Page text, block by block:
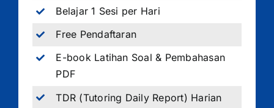
Belajar 1 Sesi per Hari
Free Pendaftaran
E-book Latihan Soal & Pembahasan
PDF
TDR (Tutoring Daily Report) Harian